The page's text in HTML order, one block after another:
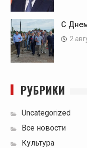
С
2
РУБРИКИ
Uncategorized
Все новости
Культура